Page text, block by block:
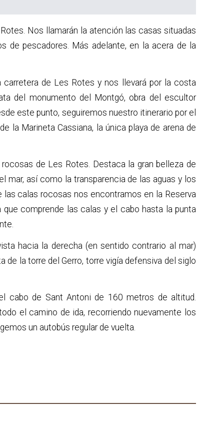
Nos llamarán la atención las casas situadas
de pescadores. Más adelante, en la acera de la
de Les Rotes y nos llevará por la costa
del monumento del Montgó, obra del escultor
este punto, seguiremos nuestro itinerario por el
la Marineta Cassiana, la única playa de arena de
de Les Rotes. Destaca la gran belleza de
así como la transparencia de las aguas y los
calas rocosas nos encontramos en la Reserva
comprende las calas y el cabo hasta la punta
hacia la derecha (en sentido contrario al mar)
de la torre del Gerro, torre vigía defensiva del siglo
cabo de Sant Antoni de 160 metros de altitud.
el camino de ida, recorriendo nuevamente los
un autobús regular de vuelta.